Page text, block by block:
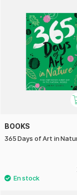
BOOKS
365 Days of Art in